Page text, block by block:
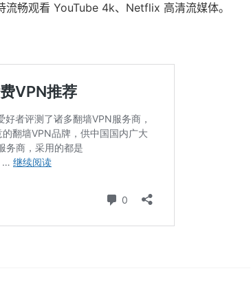
畅观看 YouTube 4k、Netflix 高清流媒体。